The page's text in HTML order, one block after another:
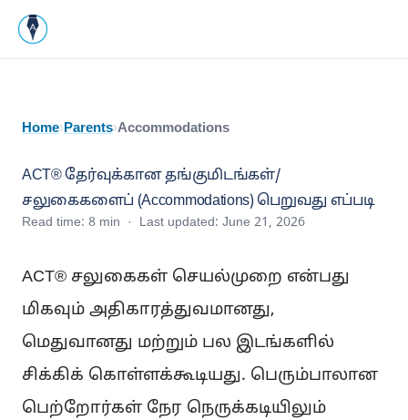
Home›Parents›Accommodations
ACT® தேர்வுக்கான தங்குமிடங்கள்/
சலுகைகளைப் (Accommodations) பெறுவது எப்படி
Read time: 8 min · Last updated: June 21, 2026
ACT® சலுகைகள் செயல்முறை என்பது
மிகவும் அதிகாரத்துவமானது,
மெதுவானது மற்றும் பல இடங்களில்
சிக்கிக் கொள்ளக்கூடியது. பெரும்பாலான
பெற்றோர்கள் நேர நெருக்கடியிலும்